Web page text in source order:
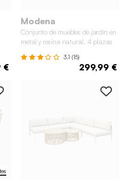
€
Modena
Conjunto de muebles de jardín en
metal y resina natural, 4 plazas
3.1 (15)
299,99 €